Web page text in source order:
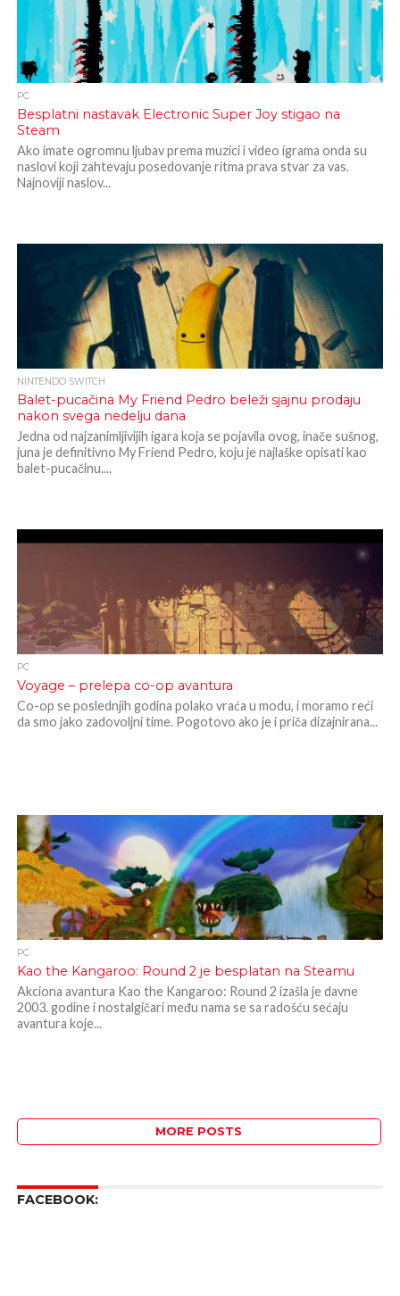
PC
Besplatni nastavak Electronic Super Joy stigao na
Steam
Ako imate ogromnu ljubav prema muzici i video igrama onda su
naslovi koji zahtevaju posedovanje ritma prava stvar za vas.
Najnoviji naslov...
NINTENDO SWITCH
Balet-pucačina My Friend Pedro beleži sjajnu prodaju
nakon svega nedelju dana
Jedna od najzanimljivijih igara koja se pojavila ovog, inače sušnog,
juna je definitivno My Friend Pedro, koju je najlaške opisati kao
balet-pucačinu....
PC
Voyage – prelepa co-op avantura
Co-op se poslednjih godina polako vraća u modu, i moramo reći
da smo jako zadovoljni time. Pogotovo ako je i priča dizajnirana...
PC
Kao the Kangaroo: Round 2 je besplatan na Steamu
Akciona avantura Kao the Kangaroo: Round 2 izašla je davne
2003. godine i nostalgičari među nama se sa radošću sećaju
avantura koje...
MORE POSTS
FACEBOOK: